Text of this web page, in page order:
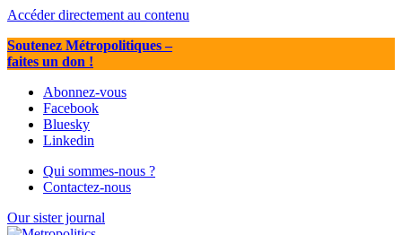
Accéder directement au contenu
Soutenez Métropolitiques–
faites un don !
Abonnez-vous
Facebook
Bluesky
Linkedin
Qui sommes-nous ?
Contactez-nous
Our sister journal